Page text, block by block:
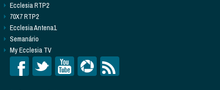
Ecclesia RTP2
70X7 RTP2
Ecclesia Antena1
Semanário
My Ecclesia TV